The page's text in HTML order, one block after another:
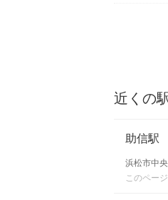
近くの
助信駅
浜松市中
このペー